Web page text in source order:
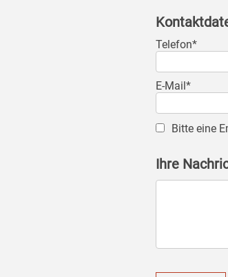
Telefon*
E-Mail*
Bitte eine
Ihre